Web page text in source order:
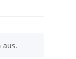
aus.